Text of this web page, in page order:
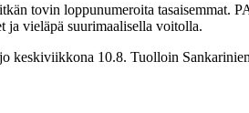
tovin loppunumeroita tasaisemmat.
ja vieläpä suurimaalisella voitolla.
keskiviikkona 10.8. Tuolloin